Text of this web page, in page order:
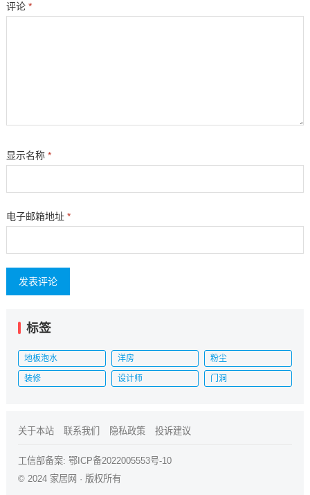
评论 *
显示名称 *
电子邮箱地址 *
标签
地板泡水 洋房 粉尘
装修 设计师 门洞
关于本站 联系我们 隐私政策 投诉建议
工信部备案: 鄂ICP备2022005553号-10
© 2024 家居网 · 版权所有